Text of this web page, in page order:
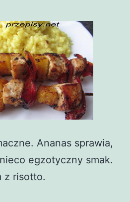
Ananas sprawia,
egzotyczny smak.
z risotto.